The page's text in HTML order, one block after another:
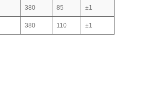
380 85 ±1
380 110 ±1